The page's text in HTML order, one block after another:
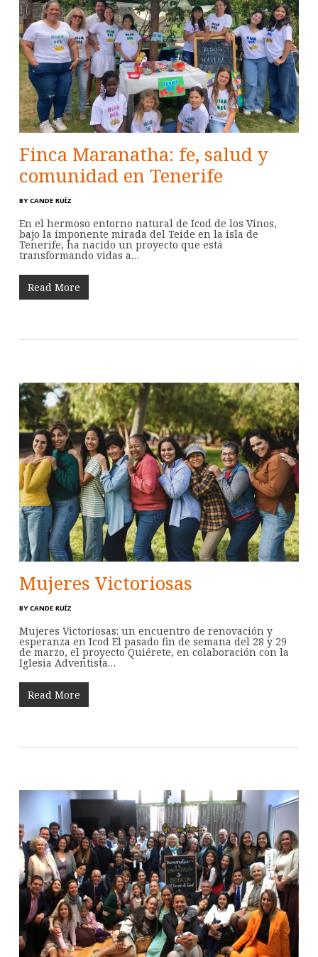
Finca Maranatha: fe, salud y
comunidad en Tenerife
BY CANDE RUÍZ
En el hermoso entorno natural de Icod de los Vinos,
bajo la imponente mirada del Teide en la isla de
Tenerife, ha nacido un proyecto que está
transformando vidas a…
Read More
Mujeres Victoriosas
BY CANDE RUÍZ
Mujeres Victoriosas: un encuentro de renovación y
esperanza en Icod El pasado fin de semana del 28 y 29
de marzo, el proyecto Quiérete, en colaboración con la
Iglesia Adventista…
Read More